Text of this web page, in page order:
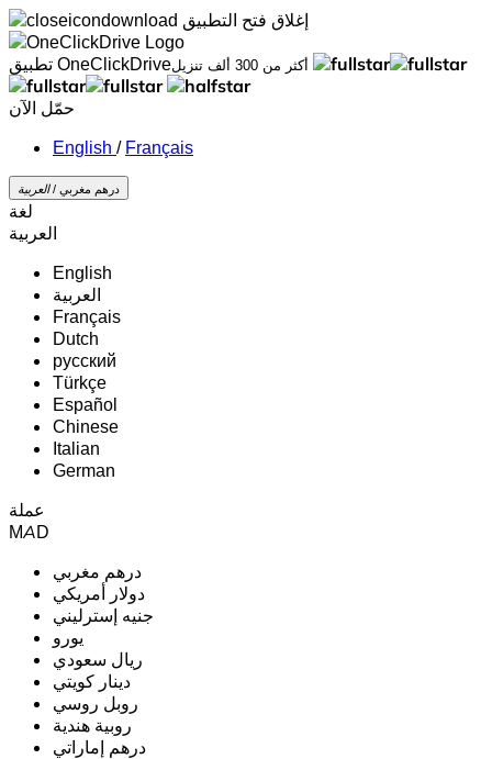
إغلاق فتح التطبيق
تطبيق OneClickDrive
أكثر من 300 ألف تنزيل
حمّل الآن
/ Français
درهم مغربي /‏العربية‏
لغة
‏العربية‏
English
‏العربية‏
Français
Dutch
русский
Türkçe
Español
Chinese
Italian
German
عملة
MAD
درهم مغربي
دولار أمريكي
جنيه إسترليني
يورو
ريال سعودي
دينار كويتي
روبل روسي
روبية هندية
درهم إماراتي